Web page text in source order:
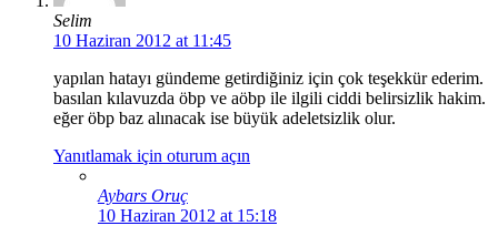
Selim
10 Haziran 2012 at 11:45
yapılan hatayı gündeme getirdiğiniz için çok teşekkür ederim.
basılan kılavuzda öbp ve aöbp ile ilgili ciddi belirsizlik hakim.
eğer öbp baz alınacak ise büyük adeletsizlik olur.
Yanıtlamak için oturum açın
Aybars Oruç
10 Haziran 2012 at 15:18